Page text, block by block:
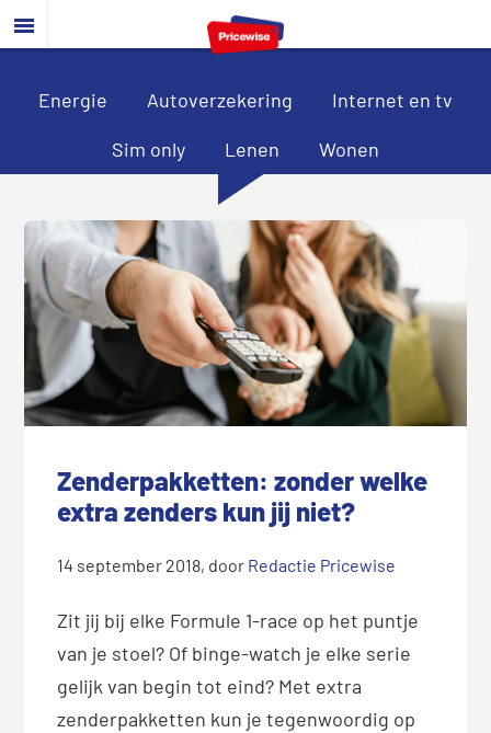
Door
naar
hoofd
Spring
naar
eerste
Spring
naar
voettekst
Energie Autoverzekering Internet en tv
Sim only Lenen Wonen
Zenderpakketten: zonder welke
extra zenders kun jij niet?
14 september 2018, door Redactie Pricewise
Zit jij bij elke Formule 1-race op het puntje
van je stoel? Of binge-watch je elke serie
gelijk van begin tot eind? Met extra
zenderpakketten kun je tegenwoordig op